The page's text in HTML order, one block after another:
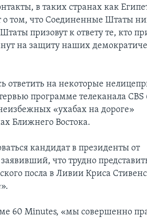
в таких странах как
том, что Соединенные Штаты
призовут к ответу те, кто
на защиту наших
ответить на некоторые
программе телеканала CBS
«ухабах на дороге»
Ближнего Востока.
кандидат в президенты от
что трудно
посла в Ливии Криса
60 Minutes, «мы совершенно